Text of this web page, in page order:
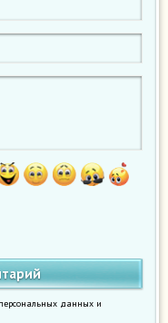
данных и